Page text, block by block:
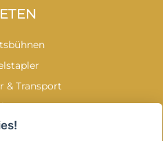
& Transport
& -geräte